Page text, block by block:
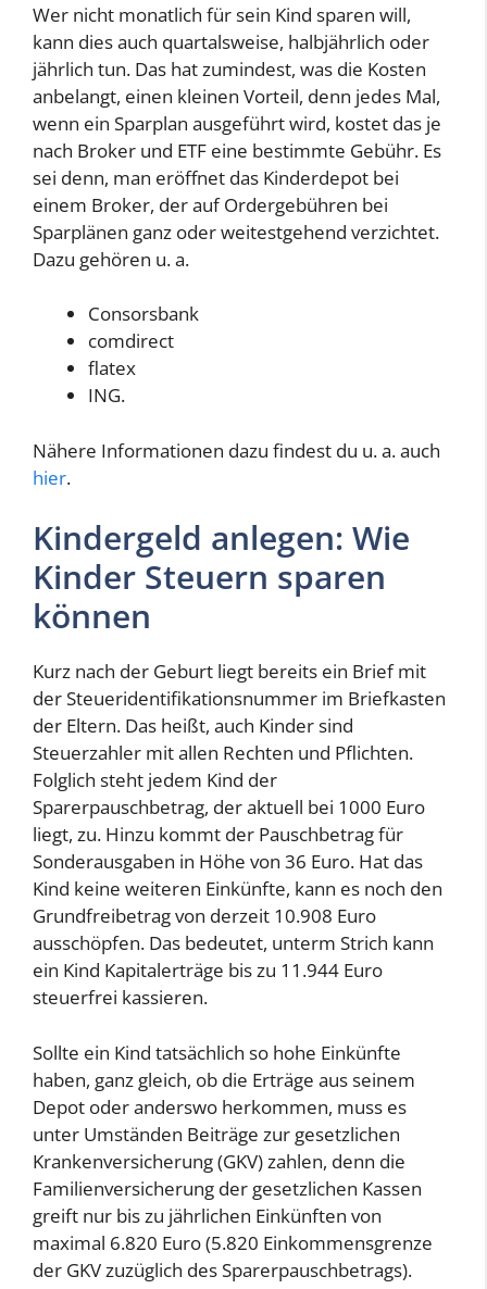
Wer nicht monatlich für sein Kind sparen will,
kann dies auch quartalsweise, halbjährlich oder
jährlich tun. Das hat zumindest, was die Kosten
anbelangt, einen kleinen Vorteil, denn jedes Mal,
wenn ein Sparplan ausgeführt wird, kostet das je
nach Broker und ETF eine bestimmte Gebühr. Es
sei denn, man eröffnet das Kinderdepot bei
einem Broker, der auf Ordergebühren bei
Sparplänen ganz oder weitestgehend verzichtet.
Dazu gehören u. a.
Consorsbank
comdirect
flatex
ING.
Nähere Informationen dazu findest du u. a. auch
hier.
Kindergeld anlegen: Wie
Kinder Steuern sparen
können
Kurz nach der Geburt liegt bereits ein Brief mit
der Steueridentifikationsnummer im Briefkasten
der Eltern. Das heißt, auch Kinder sind
Steuerzahler mit allen Rechten und Pflichten.
Folglich steht jedem Kind der
Sparerpauschbetrag, der aktuell bei 1000 Euro
liegt, zu. Hinzu kommt der Pauschbetrag für
Sonderausgaben in Höhe von 36 Euro. Hat das
Kind keine weiteren Einkünfte, kann es noch den
Grundfreibetrag von derzeit 10.908 Euro
ausschöpfen. Das bedeutet, unterm Strich kann
ein Kind Kapitalerträge bis zu 11.944 Euro
steuerfrei kassieren.
Sollte ein Kind tatsächlich so hohe Einkünfte
haben, ganz gleich, ob die Erträge aus seinem
Depot oder anderswo herkommen, muss es
unter Umständen Beiträge zur gesetzlichen
Krankenversicherung (GKV) zahlen, denn die
Familienversicherung der gesetzlichen Kassen
greift nur bis zu jährlichen Einkünften von
maximal 6.820 Euro (5.820 Einkommensgrenze
der GKV zuzüglich des Sparerpauschbetrags).